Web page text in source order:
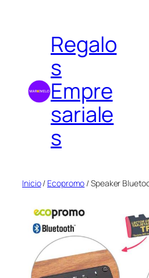
contenidoRegalo
s
Empre
sariale
s
Inicio/ Ecopromo / Speaker